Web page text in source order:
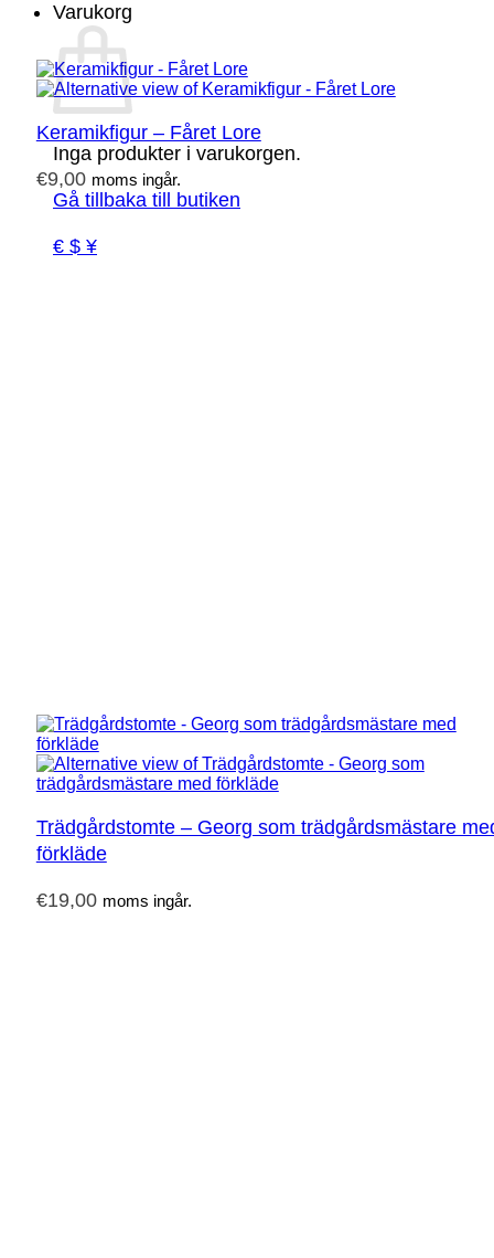
Varukorg
Inga produkter i varukorgen.
Gå tillbaka till butiken
€ $ ¥
Keramikfigur – Fåret Lore
€9,00 moms ingår.
Trädgårdstomte – Georg som trädgårdsmästare
förkläde
€19,00 moms ingår.